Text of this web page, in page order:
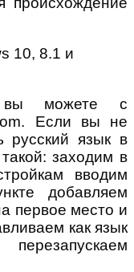
вы можете с
Если вы не
русский язык в
заходим в
вводим
добавляем
первое место и
как язык